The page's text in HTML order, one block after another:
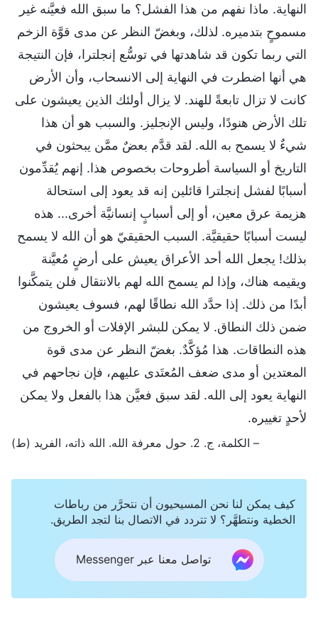
النهاية. ماذا نفهم من هذا الفشل؟ ما سبق الله فعيَّنه غير
مسموحٍ بتدميره. لذلك، وبغضّ النظر عن مدى قوَّة الزخم
التي ربما تكون قد شاهدتها في توسُّع إنجلترا، فإن النتيجة
هي أنها اضطرت في النهاية إلى الانسحاب، وأن الأرض
كانت لا تزال تابعةً للهند. لا يزال أولئك الذين يعيشون على
تلك الأرض هنودًا، وليس الإنجليز. والسبب هو أن هذا
شيءٌ لا يسمح به الله. لقد قدَّم بعضٌ ممَّن يبحثون في
التاريخ أو السياسة أطروحات بخصوص هذا. إنهم يُقدِّمون
أسبابًا لفشل إنجلترا قائلين إنه قد يعود إلى استحالة
هزيمة عرق معين، أو إلى أسبابٍ إنسانيَّة أخرى... هذه
ليست أسبابًا حقيقيَّة. السبب الحقيقيّ هو أن الله لا يسمح
بذلك! يجعل الله أحد الأعراق يعيش على أرضٍ مُعيَّنة
ويقيمه هناك، وإذا لم يسمح الله لهم بالانتقال فلن يتمكَّنوا
أبدًا من ذلك. إذا حدَّد الله نطاقًا لهم، فسوف يعيشون
ضمن ذلك النطاق. لا يمكن للبشر الإفلات أو الخروج من
هذه النطاقات. هذا مُؤكَّدٌ. بغضّ النظر عن مدى قوة
المعتدين أو مدى ضعف المُعتَدى عليهم، فإن نجاحهم في
النهاية يعود إلى الله. لقد سبق فعيَّن هذا بالفعل ولا يمكن
لأحدٍ تغييره.
– الكلمة، ج. 2. حول معرفة الله. الله ذاته، الفريد (ط)
كيف يمكن لنا نحن المسيحيون أن نتحرَّر من رباطات
الخطية ونتطهَّر؟ لا تتردد في الاتصال بنا لتجد الطريق.
تواصل معنا عبر Messenger